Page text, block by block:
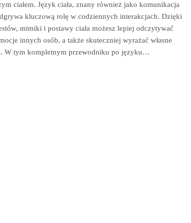
ciałem. Język ciała, znany również jako komunikacja
kluczową rolę w codziennych interakcjach. Dzięki
mimiki i postawy ciała możesz lepiej odczytywać
innych osób, a także skuteczniej wyrażać własne
W tym kompletnym przewodniku po języku…